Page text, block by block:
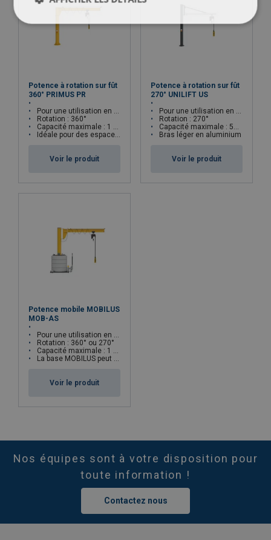
Potence à rotation sur fût
360° PRIMUS PR
Pour une utilisation en intérieur
Rotation : 360°
Capacité maximale : 1 000 kg
Idéale pour des espaces restreints
Voir le produit
Potence à rotation sur fût
270° UNILIFT US
Pour une utilisation en intérieur
Rotation : 270°
Capacité maximale : 500 kg
Bras léger en aluminium
Voir le produit
Potence mobile MOBILUS
MOB-AS
Pour une utilisation en intérieur
Rotation : 360° ou 270°
Capacité maximale : 1 000 kg
La base MOBILUS peut être combinée avec différentes potences
Voir le produit
Nos équipes sont à votre disposition pour
toute information !
Contactez nous